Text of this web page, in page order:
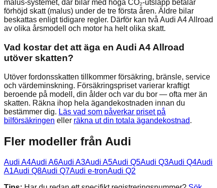
malus-systemet, där bilar med höga CO₂-utsläpp betalar
förhöjd skatt (malus) under de tre första åren. Äldre bilar
beskattas enligt tidigare regler. Därför kan två Audi A4 Allroad
av olika årsmodell och motor ha helt olika skatt.
Vad kostar det att äga en Audi A4 Allroad
utöver skatten?
Utöver fordonsskatten tillkommer försäkring, bränsle, service
och värdeminskning. Försäkringspriset varierar kraftigt
beroende på modell, din ålder och var du bor — ofta mer än
skatten. Räkna ihop hela ägandekostnaden innan du
bestämmer dig. Läs vad som påverkar priset på
bilförsäkringen eller räkna ut din totala ägandekostnad.
Fler modeller från Audi
Audi A4Audi A6Audi A3Audi A5Audi Q5Audi Q3Audi Q4Audi
A1Audi Q8Audi Q7Audi e-tronAudi Q2